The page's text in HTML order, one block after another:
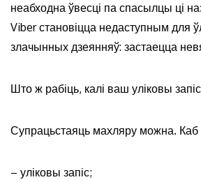
неабходна ўвесці па спасылцы ці
Viber становіцца недаступным для
злачынных дзеянняў: застаецца
Што ж рабіць, калі ваш уліковы
Супрацьстаяць махляру можна. Каб
– уліковы запіс;